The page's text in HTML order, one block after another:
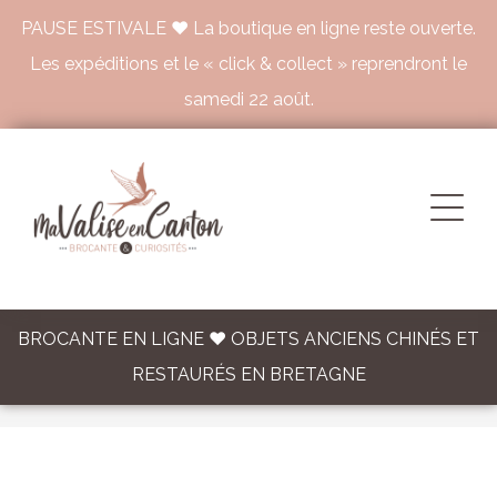
PAUSE ESTIVALE ♥ La boutique en ligne reste ouverte.
Les expéditions et le « click & collect » reprendront le
samedi 22 août.
BROCANTE EN LIGNE ♥ OBJETS ANCIENS CHINÉS ET
RESTAURÉS EN BRETAGNE